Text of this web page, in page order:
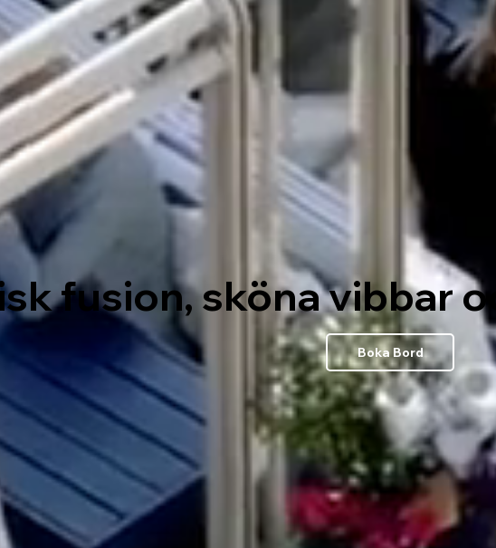
fusion, sköna vibbar
Boka Bord